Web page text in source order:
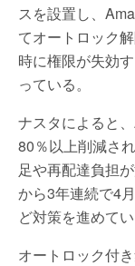
スを設置し、
てオートロック
時に権限が失効
っている。
ナスタによると
80％以上削減さ
足や再配達負担
から3年連続で4
ど対策を進めてい
オートロック付